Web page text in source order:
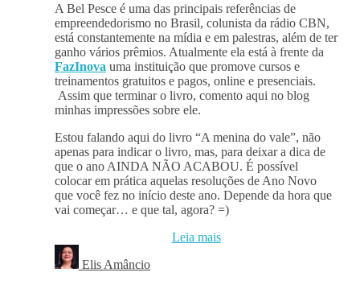
A Bel Pesce é uma das principais referências de
empreendedorismo no Brasil, colunista da rádio CBN,
está constantemente na mídia e em palestras, além de ter
ganho vários prêmios. Atualmente ela está à frente da
FazInova uma instituição que promove cursos e
treinamentos gratuitos e pagos, online e presenciais.
Assim que terminar o livro, comento aqui no blog
minhas impressões sobre ele.
Estou falando aqui do livro “A menina do vale”, não
apenas para indicar o livro, mas, para deixar a dica de
que o ano AINDA NÃO ACABOU. É possível
colocar em prática aquelas resoluções de Ano Novo
que você fez no início deste ano. Depende da hora que
vai começar… e que tal, agora? =)
Leia mais
Elis Amâncio